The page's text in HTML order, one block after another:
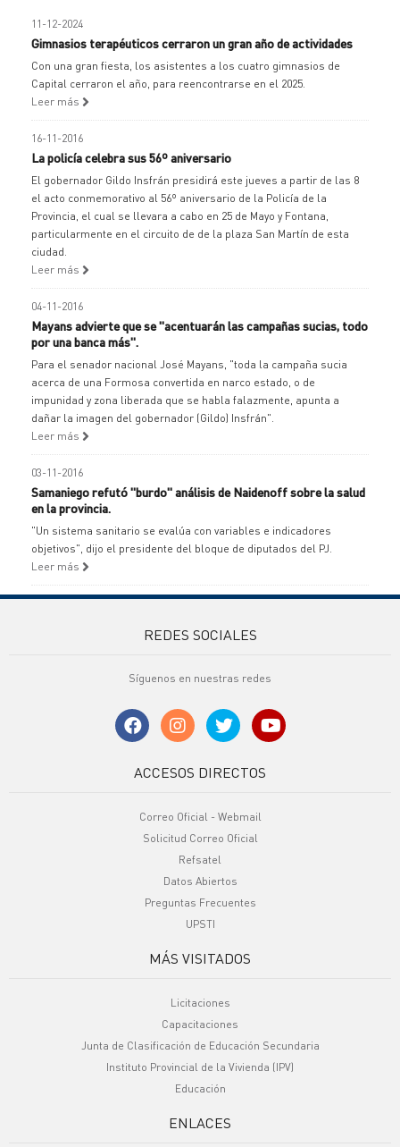
11-12-2024
Gimnasios terapéuticos cerraron un gran año de actividades
Con una gran fiesta, los asistentes a los cuatro gimnasios de
Capital cerraron el año, para reencontrarse en el 2025.
Leer más
16-11-2016
La policía celebra sus 56º aniversario
El gobernador Gildo Insfrán presidirá este jueves a partir de las 8
el acto conmemorativo al 56º aniversario de la Policía de la
Provincia, el cual se llevara a cabo en 25 de Mayo y Fontana,
particularmente en el circuito de de la plaza San Martín de esta
ciudad.
Leer más
04-11-2016
Mayans advierte que se "acentuarán las campañas sucias, todo
por una banca más".
Para el senador nacional José Mayans, "toda la campaña sucia
acerca de una Formosa convertida en narco estado, o de
impunidad y zona liberada que se habla falazmente, apunta a
dañar la imagen del gobernador (Gildo) Insfrán".
Leer más
03-11-2016
Samaniego refutó "burdo" análisis de Naidenoff sobre la salud
en la provincia.
"Un sistema sanitario se evalúa con variables e indicadores
objetivos", dijo el presidente del bloque de diputados del PJ.
Leer más
REDES SOCIALES
Síguenos en nuestras redes
ACCESOS DIRECTOS
Correo Oficial - Webmail
Solicitud Correo Oficial
Refsatel
Datos Abiertos
Preguntas Frecuentes
UPSTI
MÁS VISITADOS
Licitaciones
Capacitaciones
Junta de Clasificación de Educación Secundaria
Instituto Provincial de la Vivienda (IPV)
Educación
ENLACES